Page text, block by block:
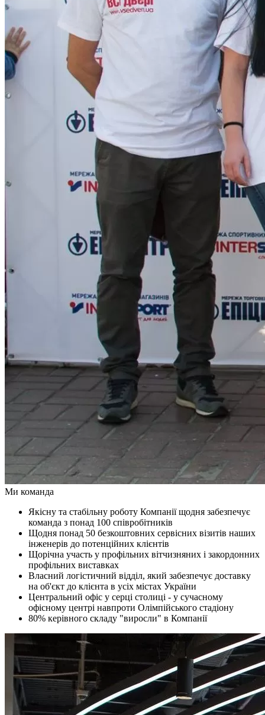
Ми команда
Якісну та стабільну роботу Компанії щодня забезпечує
команда з понад 100 співробітників
Щодня понад 50 безкоштовних сервісних візитів наших
інженерів до потенційних клієнтів
Щорічна участь у профільних вітчизняних і закордонних
профільних виставках
Власний логістичний відділ, який забезпечує доставку
на об'єкт до клієнта в усіх містах України
Центральний офіс у серці столиці - у сучасному
офісному центрі навпроти Олімпійського стадіону
80% керівного складу "виросли" в Компанії